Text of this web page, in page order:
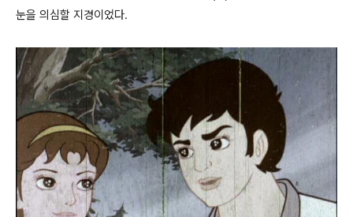
눈을 의심할 지경이었다.